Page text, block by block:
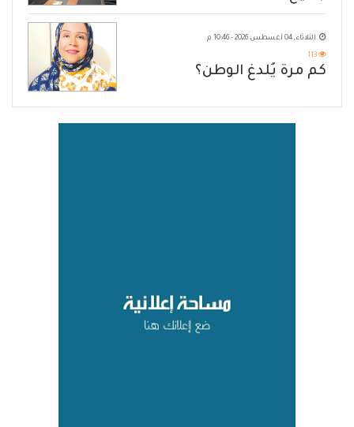
الثلاثاء, 04 أغسطس 2026 - 10:46 م
113
كم مرة يُلدغ الوطن؟